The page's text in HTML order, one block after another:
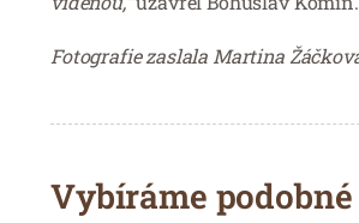
Fotografie zaslala Martina
Vybíráme